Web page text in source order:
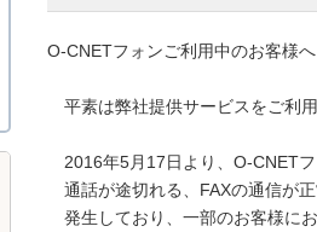
O-CNETフォンご利用中のお客様へ
平素は弊社提供サービスをご利
2016年5月17日より、O-CNET
通話が途切れる、FAXの通信が
発生しており、一部のお客様に